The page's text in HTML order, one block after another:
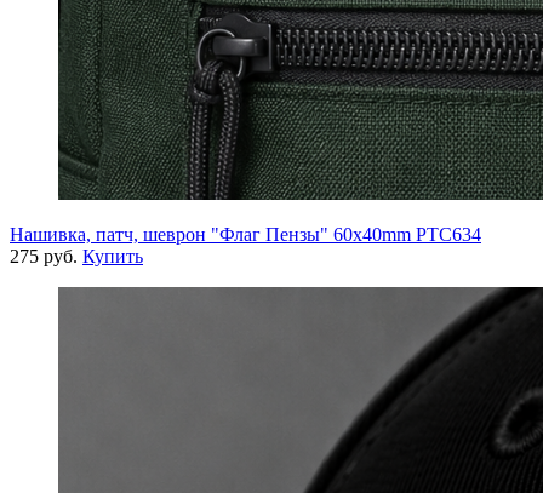
Нашивка, патч, шеврон "Флаг Пензы" 60x40mm PTC634
275 руб. Купить